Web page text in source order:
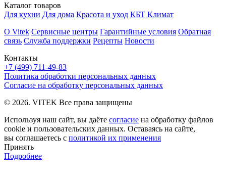
Контакты
+7 (499) 711-49-83
Каталог товаров
Для кухни Для дома Красота и уход КБТ Климат
О Vitek Сервисные центры Гарантийные условия Обратная
связь Служба поддержки Рецепты Новости
Политика обработки персональных данных
Согласие на обработку персональных данных
© 2026. VITEK Все права защищены
Используя наш сайт, вы даёте согласие на обработку файлов
cookie и пользовательских данных. Оставаясь на сайте,
вы соглашаетесь с политикой их применения
Принять
Подробнее